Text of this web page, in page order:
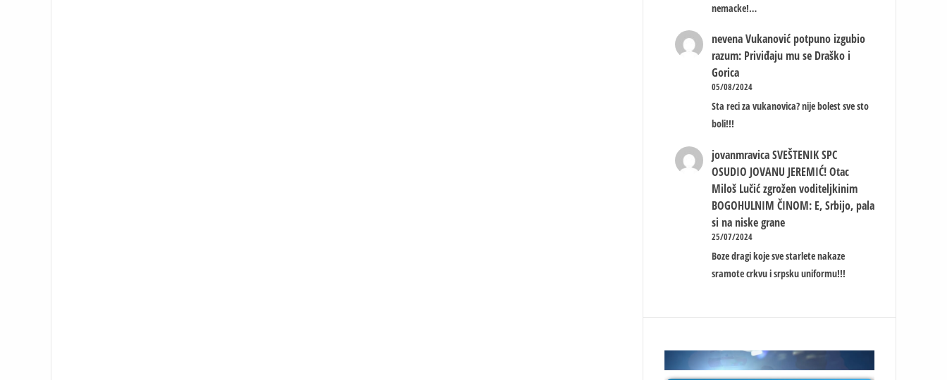
nemacke!…
nevena Vukanović potpuno izgubio
razum: Priviđaju mu se Draško i
Gorica
05/08/2024
Sta reci za vukanovica? nije bolest sve sto
boli!!!
jovanmravica SVEŠTENIK SPC
OSUDIO JOVANU JEREMIĆ! Otac
Miloš Lučić zgrožen voditeljkinim
BOGOHULNIM ČINOM: E, Srbijo, pala
si na niske grane
25/07/2024
Boze dragi koje sve starlete nakaze
sramote crkvu i srpsku uniformu!!!